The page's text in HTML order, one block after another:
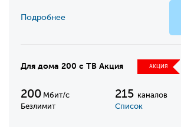
Подробнее
Для дома 200 с ТВ Акция АКЦИЯ
200 Мбит/с
Безлимит
215каналов
Список